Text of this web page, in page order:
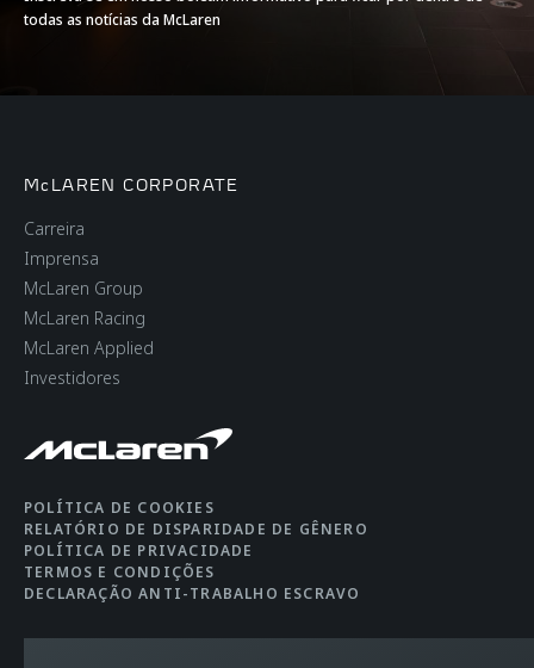
BORE X STROKE
TYRE TYPE
PIRELLI P-ZERO
todas as notícias da McLaren
McLAREN CORPORATE
Carreira
Imprensa
McLaren Group
McLaren Racing
McLaren Applied
Investidores
POLÍTICA DE COOKIES
RELATÓRIO DE DISPARIDADE DE GÊNERO
POLÍTICA DE PRIVACIDADE
TERMOS E CONDIÇÕES
DECLARAÇÃO ANTI-TRABALHO ESCRAVO